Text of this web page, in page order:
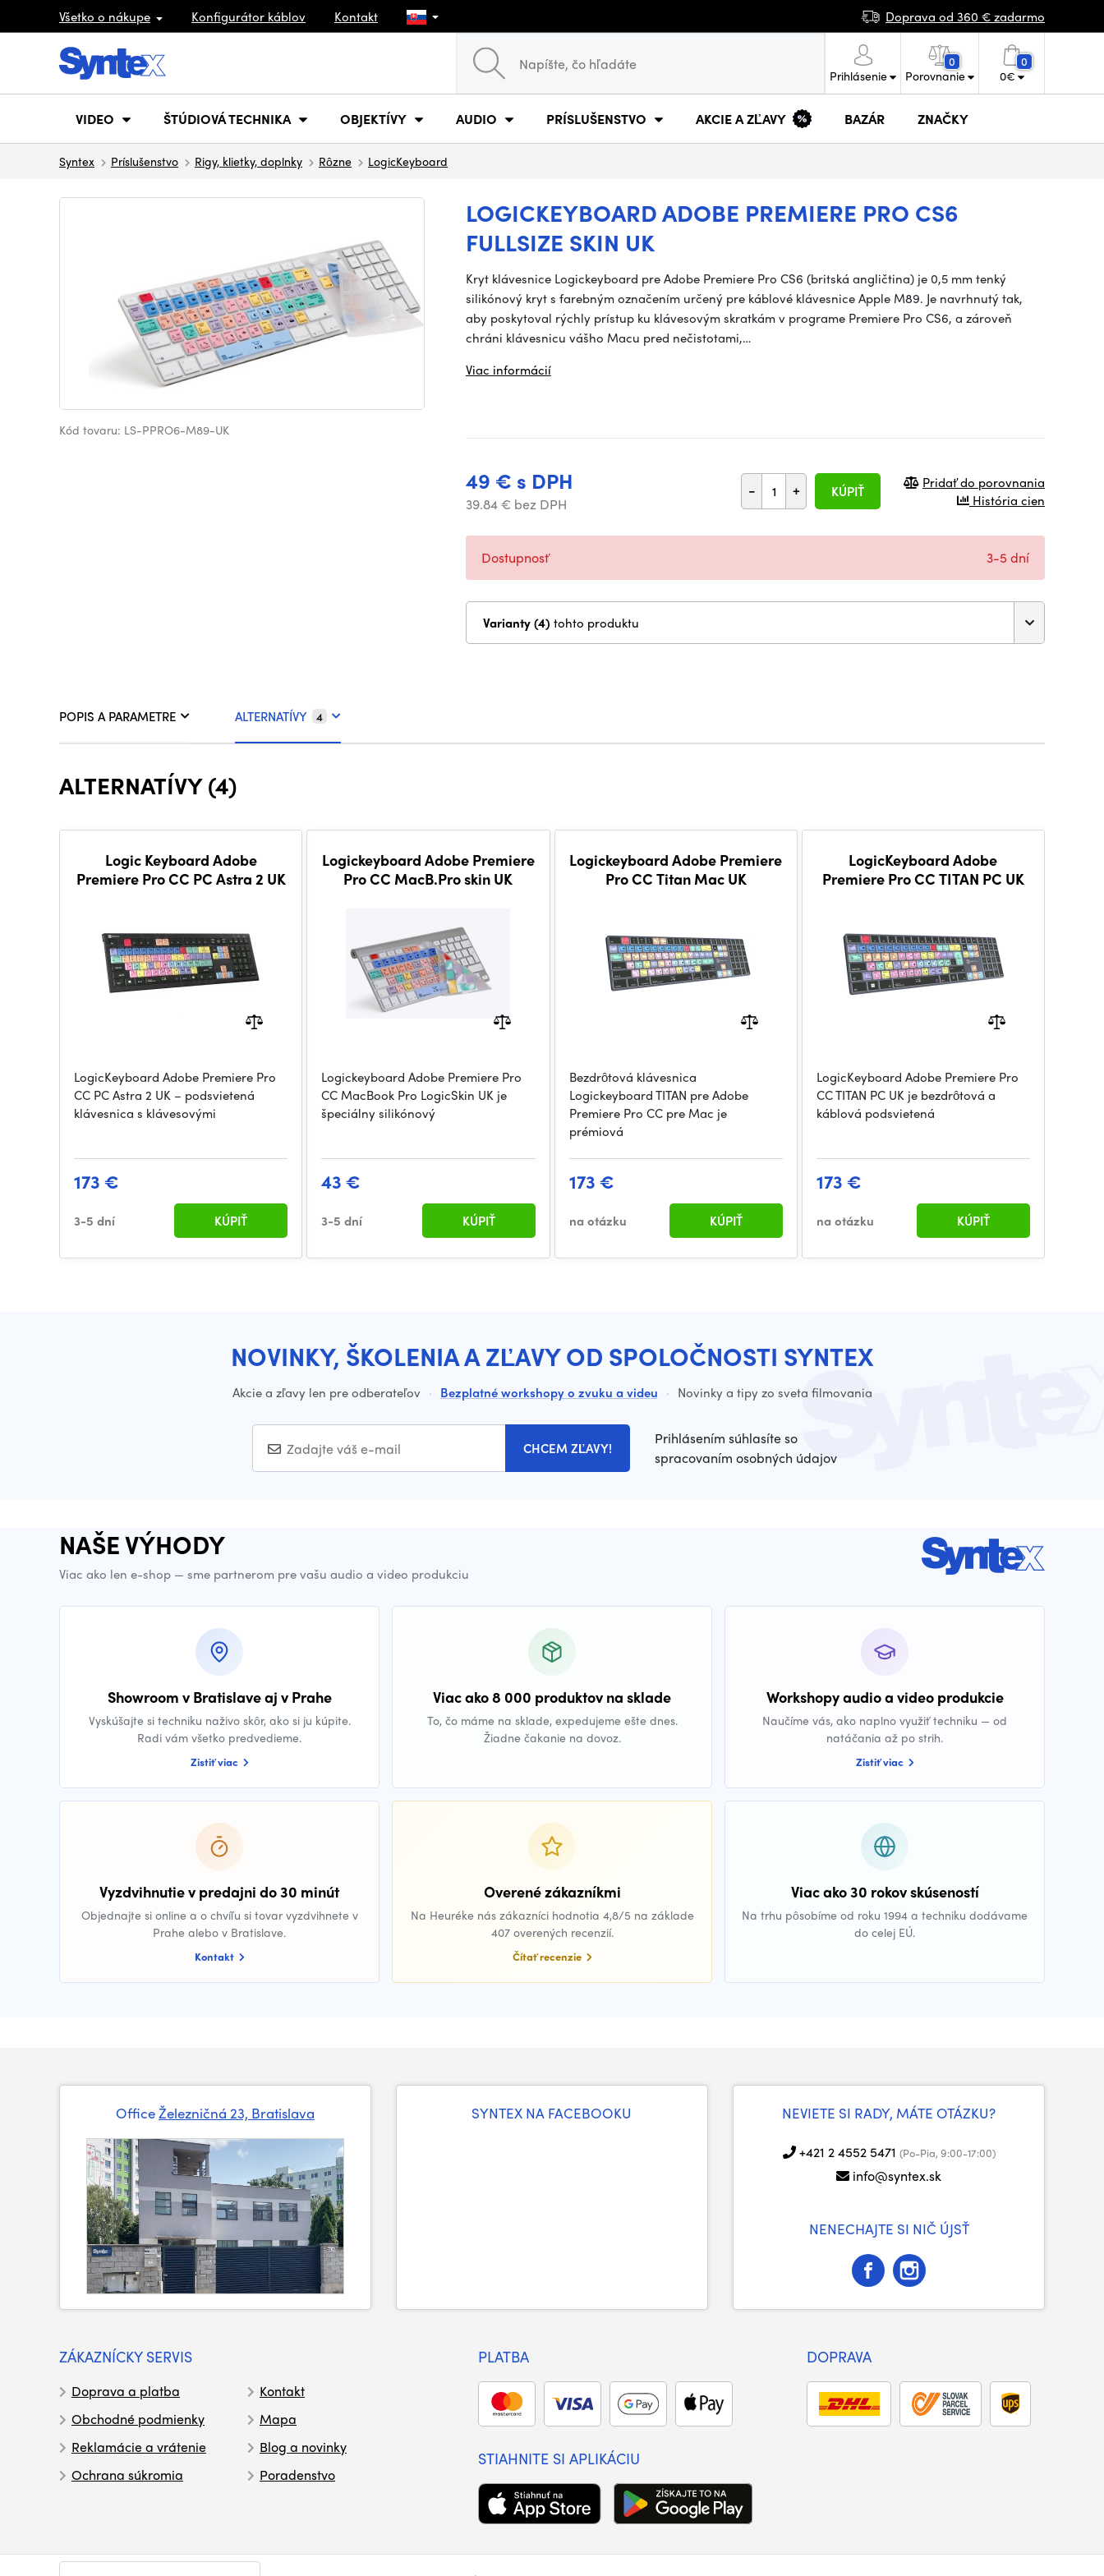
Všetko o nákupe Konfigurátor káblov Kontakt Doprava od 360 € zadarmo
Prihlásenie
0
Porovnanie
0
0€
VIDEO ŠTÚDIOVÁ TECHNIKA OBJEKTÍVY AUDIO PRÍSLUŠENSTVO AKCIE A ZĽAVY BAZÁR ZNAČKY
Syntex Príslušenstvo Rigy, klietky, doplnky Rôzne LogicKeyboard
LOGICKEYBOARD ADOBE PREMIERE PRO CS6
FULLSIZE SKIN UK
Kód tovaru: LS-PPRO6-M89-UK
Kryt klávesnice Logickeyboard pre Adobe Premiere Pro CS6 (britská angličtina) je 0,5 mm tenký
silikónový kryt s farebným označením určený pre káblové klávesnice Apple M89. Je navrhnutý tak,
aby poskytoval rýchly prístup ku klávesovým skratkám v programe Premiere Pro CS6, a zároveň
chráni klávesnicu vášho Macu pred nečistotami,…
Viac informácií
49 € s DPH
39.84 € bez DPH
- + KÚPIŤ
Pridať do porovnania
História cien
Dostupnosť 3-5 dní
Varianty (4) tohto produktu
POPIS A PARAMETRE ALTERNATÍVY 4
ALTERNATÍVY (4)
Logic Keyboard Adobe
Premiere Pro CC PC Astra 2 UK
LogicKeyboard Adobe Premiere Pro
CC PC Astra 2 UK – podsvietená
klávesnica s klávesovými
173 €
3-5 dní KÚPIŤ
Logickeyboard Adobe Premiere
Pro CC MacB.Pro skin UK
Logickeyboard Adobe Premiere Pro
CC MacBook Pro LogicSkin UK je
špeciálny silikónový
43 €
3-5 dní KÚPIŤ
Logickeyboard Adobe Premiere
Pro CC Titan Mac UK
Bezdrôtová klávesnica
Logickeyboard TITAN pre Adobe
Premiere Pro CC pre Mac je
prémiová
173 €
na otázku KÚPIŤ
LogicKeyboard Adobe
Premiere Pro CC TITAN PC UK
LogicKeyboard Adobe Premiere Pro
CC TITAN PC UK je bezdrôtová a
káblová podsvietená
173 €
na otázku KÚPIŤ
NOVINKY, ŠKOLENIA A ZĽAVY OD SPOLOČNOSTI SYNTEX
Akcie a zľavy len pre odberateľov · Bezplatné workshopy o zvuku a videu · Novinky a tipy zo sveta filmovania
CHCEM ZĽAVY!
Prihlásením súhlasíte so
spracovaním osobných údajov
NAŠE VÝHODY
Viac ako len e-shop — sme partnerom pre vašu audio a video produkciu
Showroom v Bratislave aj v Prahe
Vyskúšajte si techniku naživo skôr, ako si ju kúpite.
Radi vám všetko predvedieme.
Zistiť viac
Viac ako 8 000 produktov na sklade
To, čo máme na sklade, expedujeme ešte dnes.
Žiadne čakanie na dovoz.
Workshopy audio a video produkcie
Naučíme vás, ako naplno využiť techniku — od
natáčania až po strih.
Zistiť viac
Vyzdvihnutie v predajni do 30 minút
Objednajte si online a o chvíľu si tovar vyzdvihnete v
Prahe alebo v Bratislave.
Kontakt
Overené zákazníkmi
Na Heuréke nás zákazníci hodnotia 4,8/5 na základe
407 overených recenzií.
Čítať recenzie
Viac ako 30 rokov skúseností
Na trhu pôsobíme od roku 1994 a techniku dodávame
do celej EÚ.
OfficeŽelezničná 23, Bratislava SYNTEX NA FACEBOOKU NEVIETE SI RADY, MÁTE OTÁZKU?
+421 2 4552 5471 (Po-Pia, 9:00-17:00)
info@syntex.sk
NENECHAJTE SI NIČ ÚJSŤ
ZÁKAZNÍCKY SERVIS
Doprava a platba
Obchodné podmienky
Reklamácie a vrátenie
Ochrana súkromia
Kontakt
Mapa
Blog a novinky
Poradenstvo
PLATBA DOPRAVA
STIAHNITE SI APLIKÁCIU